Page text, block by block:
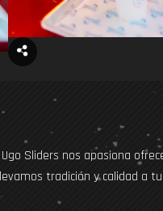
Ugo Sliders nos apasiona
tradición y calidad a